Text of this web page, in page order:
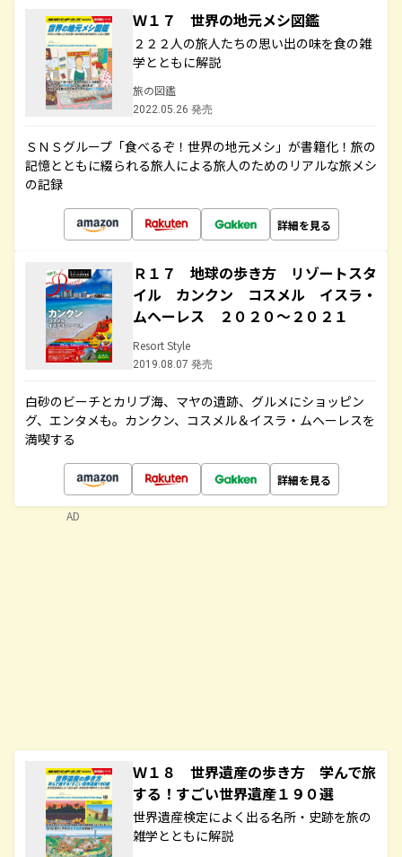
Ｗ１７ 世界の地元メシ図鑑
２２２人の旅人たちの思い出の味を食の雑
学とともに解説
旅の図鑑
2022.05.26 発売
ＳＮＳグループ「食べるぞ！世界の地元メシ」が書籍化！旅の
記憶とともに綴られる旅人による旅人のためのリアルな旅メシ
の記録
詳細を見る
Ｒ１７ 地球の歩き方 リゾートスタ
イル カンクン コスメル イスラ・
ムヘーレス ２０２０～２０２１
Resort Style
2019.08.07 発売
白砂のビーチとカリブ海、マヤの遺跡、グルメにショッピン
グ、エンタメも。カンクン、コスメル＆イスラ・ムヘーレスを
満喫する
詳細を見る
Ｗ１８ 世界遺産の歩き方 学んで旅
する！すごい世界遺産１９０選
世界遺産検定によく出る名所・史跡を旅の
雑学とともに解説
AD